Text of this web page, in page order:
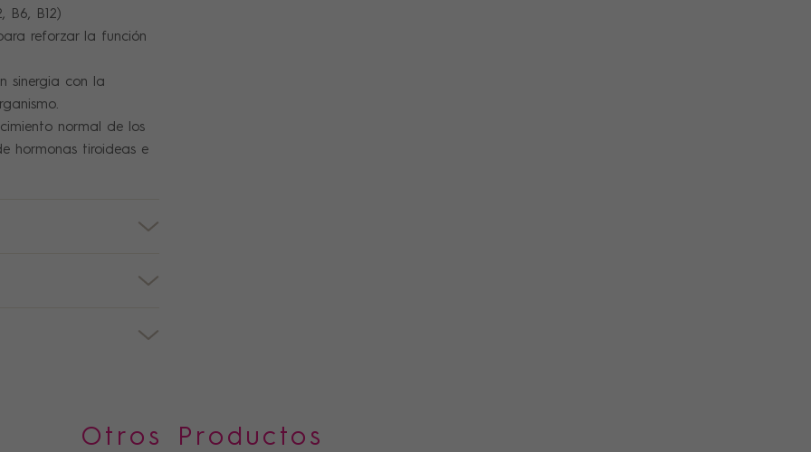
B6, B12)
reforzar la función
sinergia con la
normal de los
hormonas tiroideas e
Otros Productos